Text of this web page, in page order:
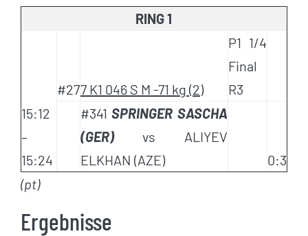
RING 1
15:12
–
15:24
#277 K1 046 S M -71 kg (2)
P1 1/4
Final
R3
#341SPRINGER SASCHA
(GER)vs ALIYEV
ELKHAN (AZE)
0:3
(pt)
Ergebnisse